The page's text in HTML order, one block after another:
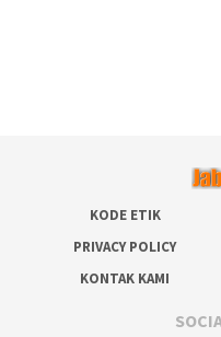
KODE ETIK
PRIVACY POLICY
KONTAK KAMI